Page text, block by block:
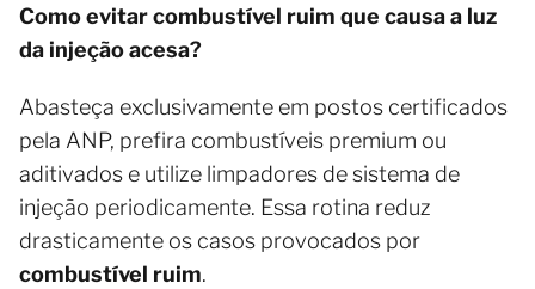
Como evitar combustível ruim que causa a luz
da injeção acesa?
Abasteça exclusivamente em postos certificados
pela ANP, prefira combustíveis premium ou
aditivados e utilize limpadores de sistema de
injeção periodicamente. Essa rotina reduz
drasticamente os casos provocados por
combustível ruim.